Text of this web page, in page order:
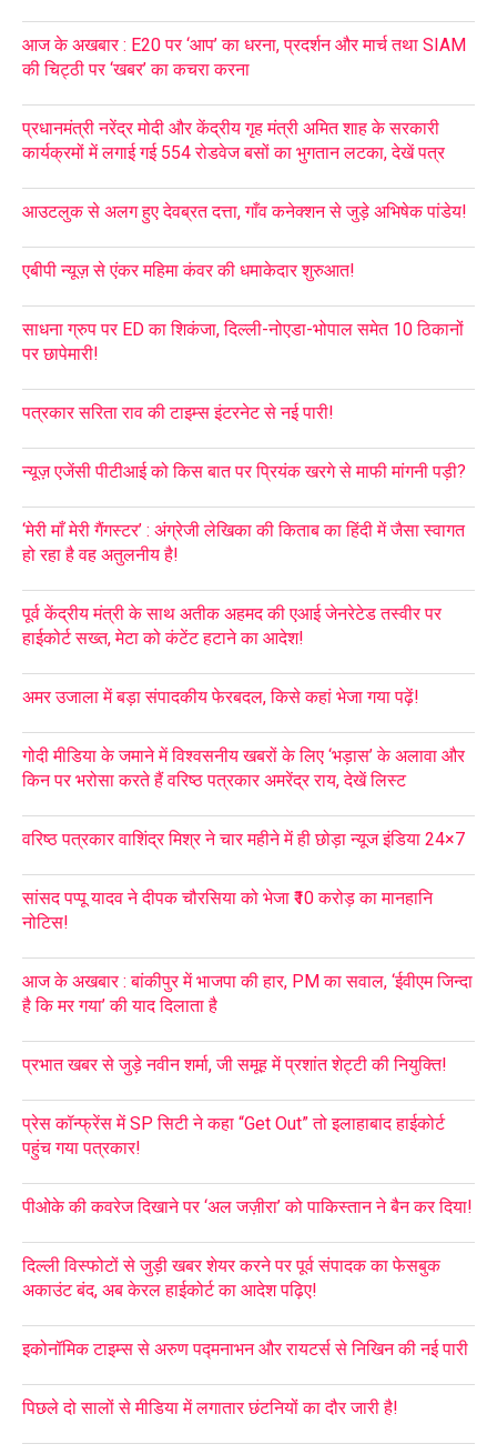
आज के अखबार : E20 पर ‘आप’ का धरना, प्रदर्शन और मार्च तथा SIAM
की चिट्ठी पर ‘खबर’ का कचरा करना
प्रधानमंत्री नरेंद्र मोदी और केंद्रीय गृह मंत्री अमित शाह के सरकारी
कार्यक्रमों में लगाई गई 554 रोडवेज बसों का भुगतान लटका, देखें पत्र
आउटलुक से अलग हुए देवब्रत दत्ता, गाँव कनेक्शन से जुड़े अभिषेक पांडेय!
एबीपी न्यूज़ से एंकर महिमा कंवर की धमाकेदार शुरुआत!
साधना ग्रुप पर ED का शिकंजा, दिल्ली-नोएडा-भोपाल समेत 10 ठिकानों
पर छापेमारी!
पत्रकार सरिता राव की टाइम्स इंटरनेट से नई पारी!
न्यूज़ एजेंसी पीटीआई को किस बात पर प्रियंक खरगे से माफी मांगनी पड़ी?
‘मेरी माँ मेरी गैंगस्टर’ : अंग्रेजी लेखिका की किताब का हिंदी में जैसा स्वागत
हो रहा है वह अतुलनीय है!
पूर्व केंद्रीय मंत्री के साथ अतीक अहमद की एआई जेनरेटेड तस्वीर पर
हाईकोर्ट सख्त, मेटा को कंटेंट हटाने का आदेश!
अमर उजाला में बड़ा संपादकीय फेरबदल, किसे कहां भेजा गया पढ़ें!
गोदी मीडिया के जमाने में विश्वसनीय खबरों के लिए ‘भड़ास’ के अलावा और
किन पर भरोसा करते हैं वरिष्ठ पत्रकार अमरेंद्र राय, देखें लिस्ट
वरिष्ठ पत्रकार वाशिंद्र मिश्र ने चार महीने में ही छोड़ा न्यूज इंडिया 24×7
सांसद पप्पू यादव ने दीपक चौरसिया को भेजा ₹10 करोड़ का मानहानि
नोटिस!
आज के अखबार : बांकीपुर में भाजपा की हार, PM का सवाल, ‘ईवीएम जिन्दा
है कि मर गया’ की याद दिलाता है
प्रभात खबर से जुड़े नवीन शर्मा, जी समूह में प्रशांत शेट्टी की नियुक्ति!
प्रेस कॉन्फ्रेंस में SP सिटी ने कहा “Get Out” तो इलाहाबाद हाईकोर्ट
पहुंच गया पत्रकार!
पीओके की कवरेज दिखाने पर ‘अल जज़ीरा’ को पाकिस्तान ने बैन कर दिया!
दिल्ली विस्फोटों से जुड़ी खबर शेयर करने पर पूर्व संपादक का फेसबुक
अकाउंट बंद, अब केरल हाईकोर्ट का आदेश पढ़िए!
इकोनॉमिक टाइम्स से अरुण पद्मनाभन और रायटर्स से निखिन की नई पारी
पिछले दो सालों से मीडिया में लगातार छंटनियों का दौर जारी है!